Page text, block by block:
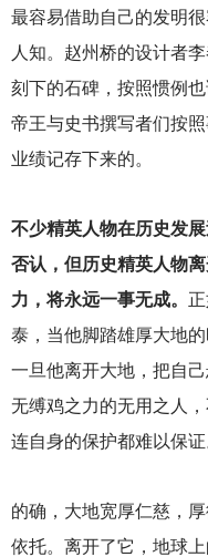
最容易借助自己的发明
人知。赵州桥的设计者
刻下的石碑，按照惯例
帝王与史书撰写者们按
业绩记存下来的。
不少精英人物在历史发
否认，但历史精英人物
力，将永远一事无成。
泰，当他脚踏雄厚大地
一旦他离开大地，把自
无缚鸡之力的无用之人
连自身的保护都难以保证
的确，大地宽厚仁慈，
依托。离开了它，地球